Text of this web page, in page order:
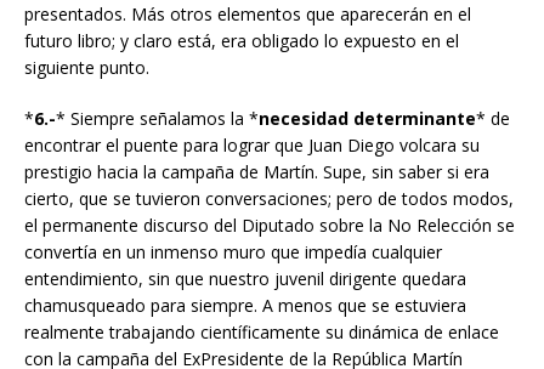
presentados. Más otros elementos que aparecerán en el
futuro libro; y claro está, era obligado lo expuesto en el
siguiente punto.
*6.-* Siempre señalamos la *necesidad determinante* de
encontrar el puente para lograr que Juan Diego volcara su
prestigio hacia la campaña de Martín. Supe, sin saber si era
cierto, que se tuvieron conversaciones; pero de todos modos,
el permanente discurso del Diputado sobre la No Relección se
convertía en un inmenso muro que impedía cualquier
entendimiento, sin que nuestro juvenil dirigente quedara
chamusqueado para siempre. A menos que se estuviera
realmente trabajando científicamente su dinámica de enlace
con la campaña del ExPresidente de la República Martín